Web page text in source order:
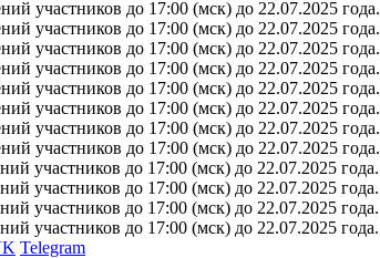
участников до 17:00 (мск) до 22.07.2025 года.
участников до 17:00 (мск) до 22.07.2025 года.
участников до 17:00 (мск) до 22.07.2025 года.
участников до 17:00 (мск) до 22.07.2025 года.
участников до 17:00 (мск) до 22.07.2025 года.
участников до 17:00 (мск) до 22.07.2025 года.
участников до 17:00 (мск) до 22.07.2025 года.
участников до 17:00 (мск) до 22.07.2025 года.
участников до 17:00 (мск) до 22.07.2025 года.
участников до 17:00 (мск) до 22.07.2025 года.
участников до 17:00 (мск) до 22.07.2025 года.
участников до 17:00 (мск) до 22.07.2025 года.
Telegram